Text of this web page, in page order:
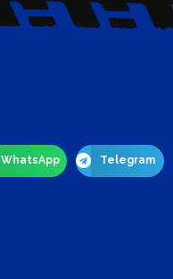
WhatsApp Telegram